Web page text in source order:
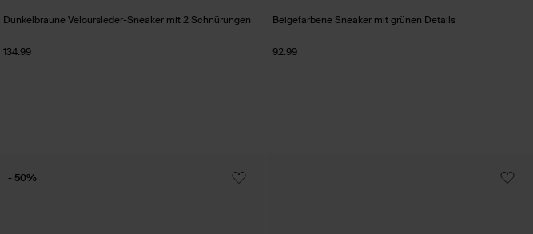
Dunkelbraune Veloursleder-Sneaker mit 2 Schnürungen
134.99
Beigefarbene Sneaker mit grünen Details
92.99
- 50%